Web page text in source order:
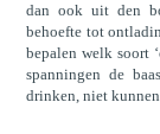
dan ook uit den
behoefte tot
bepalen welk soort
spanningen de
drinken, niet